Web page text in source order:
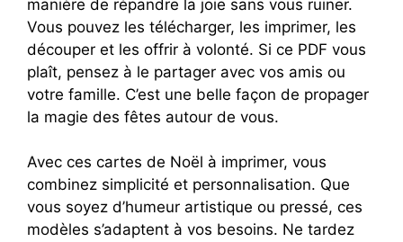
manière de répandre la joie sans vous ruiner.
Vous pouvez les télécharger, les imprimer, les
découper et les offrir à volonté. Si ce PDF vous
plaît, pensez à le partager avec vos amis ou
votre famille. C’est une belle façon de propager
la magie des fêtes autour de vous.
Avec ces cartes de Noël à imprimer, vous
combinez simplicité et personnalisation. Que
vous soyez d’humeur artistique ou pressé, ces
modèles s’adaptent à vos besoins. Ne tardez